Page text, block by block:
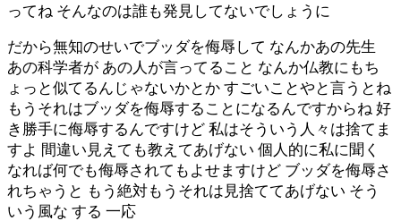
ってね そんなのは誰も発見してないでしょうに
だから無知のせいでブッダを侮辱して なんかあの先生
あの科学者が あの人が言ってること なんか仏教にもち
ょっと似てるんじゃないかとか すごいことやと言うとね
もうそれはブッダを侮辱することになるんですからね 好
き勝手に侮辱するんですけど 私はそういう人々は捨てま
すよ 間違い見えても教えてあげない 個人的に私に聞く
なれば何でも侮辱されてもよせますけど ブッダを侮辱さ
れちゃうと もう絶対もうそれは見捨ててあげない そう
いう風な する 一応